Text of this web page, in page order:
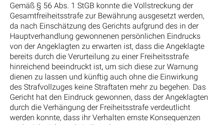
Gemäß § 56 Abs. 1 StGB konnte die Vollstreckung der
Gesamtfreiheitsstrafe zur Bewährung ausgesetzt werden,
da nach Einschätzung des Gerichts aufgrund des in der
Hauptverhandlung gewonnenen persönlichen Eindrucks
von der Angeklagten zu erwarten ist, dass die Angeklagte
bereits durch die Verurteilung zu einer Freiheitsstrafe
hinreichend beeindruckt ist, um sich diese zur Warnung
dienen zu lassen und künftig auch ohne die Einwirkung
des Strafvollzuges keine Straftaten mehr zu begehen. Das
Gericht hat den Eindruck gewonnen, dass der Angeklagten
durch die Verhängung der Freiheitsstrafe verdeutlicht
werden konnte, dass ihr Verhalten ernste Konsequenzen